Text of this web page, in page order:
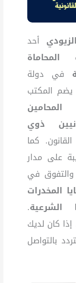
أحد
المحاماة
في دولة
يضم المكتب
المحامين
ذوي
كما
على مدار
في
المخدرات
الشرعية.
كان لديك
بالتواصل